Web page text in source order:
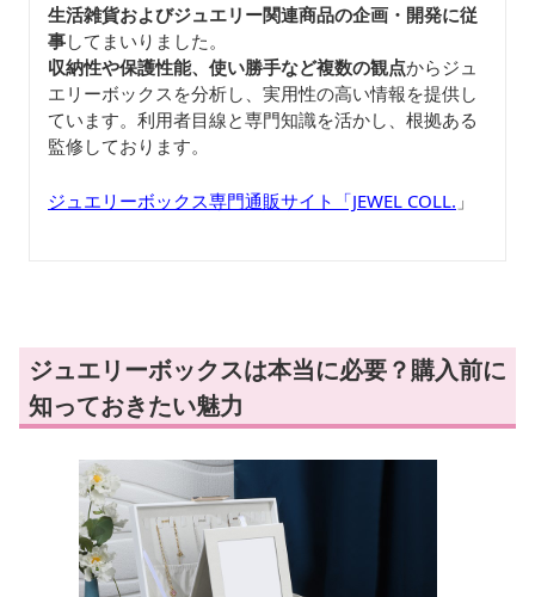
生活雑貨およびジュエリー関連商品の企画・開発に従
事してまいりました。
収納性や保護性能、使い勝手など複数の観点からジュ
エリーボックスを分析し、実用性の高い情報を提供し
ています。利用者目線と専門知識を活かし、根拠ある
監修しております。
ジュエリーボックス専門通販サイト「JEWEL COLL. 」
ジュエリーボックスは本当に必要？購入前に
知っておきたい魅力